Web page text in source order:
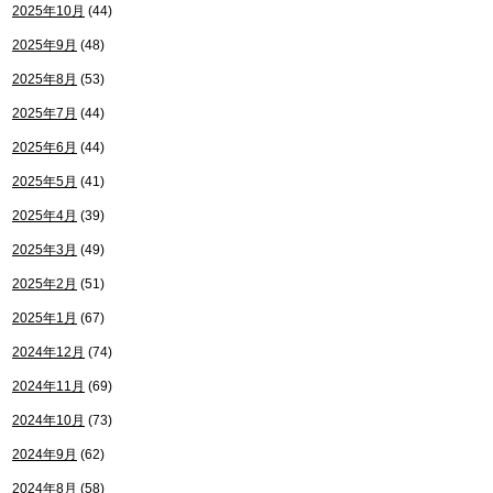
2025年10月 (44)
2025年9月 (48)
2025年8月 (53)
2025年7月 (44)
2025年6月 (44)
2025年5月 (41)
2025年4月 (39)
2025年3月 (49)
2025年2月 (51)
2025年1月 (67)
2024年12月 (74)
2024年11月 (69)
2024年10月 (73)
2024年9月 (62)
2024年8月 (58)